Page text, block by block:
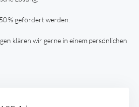
% gefördert werden.
klären wir gerne in einem persönlichen